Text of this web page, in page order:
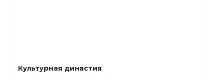
Культурная династия